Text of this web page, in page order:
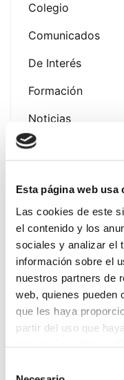
Esta página web usa
Las cookies de este
el contenido y los
sociales y analizar el
información sobre el
nuestros partners de
web, quienes pueden
que les haya
partir del uso que
Colegio
Comunicados
De Interés
Formación
Noticias
Latest Post
–